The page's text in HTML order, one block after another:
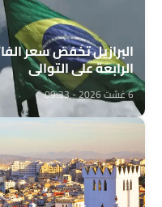
البرازيل تخفض سعر
الرابعة على التوالي
6 غشت 2026 - 09:33